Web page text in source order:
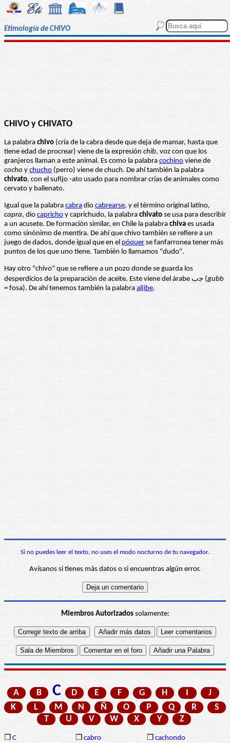
Etimología de CHIVO
CHIVO y CHIVATO
La palabra chivo (cría de la cabra desde que deja de mamar, hasta que
tiene edad de procrear) viene de la expresión chib, voz con que los
granjeros llaman a este animal. Es como la palabra cochino viene de
cocho y chucho (perro) viene de chuch. De ahí también la palabra
chivato, con el sufijo -ato usado para nombrar crías de animales como
cervato y ballenato.
Igual que la palabra cabra dio cabrearse, y el término original latino,
capra, dio capricho y caprichudo, la palabra chivato se usa para describir
a un acusete. De formación similar, en Chile la palabra chiva es usada
como sinónimo de mentira. De ahí que chivo también se refiere a un
juego de dados, donde igual que en el póquer se fanfarronea tener más
puntos de los que uno tiene. También lo llamamos "dudo".
Hay otro "chivo" que se refiere a un pozo donde se guarda los
desperdicios de la preparación de aceite. Este viene del árabe ﺟب (gubb
= fosa). De ahí tenemos también la palabra aljibe.
Si no puedes leer el texto, no uses el modo nocturno de tu navegador.
Avísanos si tienes más datos o si encuentras algún error.
Miembros Autorizadossolamente:
A B C D E F G H I
J
K
L M N Ñ O P Q R
S
T
U V W X Y Z
❒ C ❒ cabro ❒ cachondo